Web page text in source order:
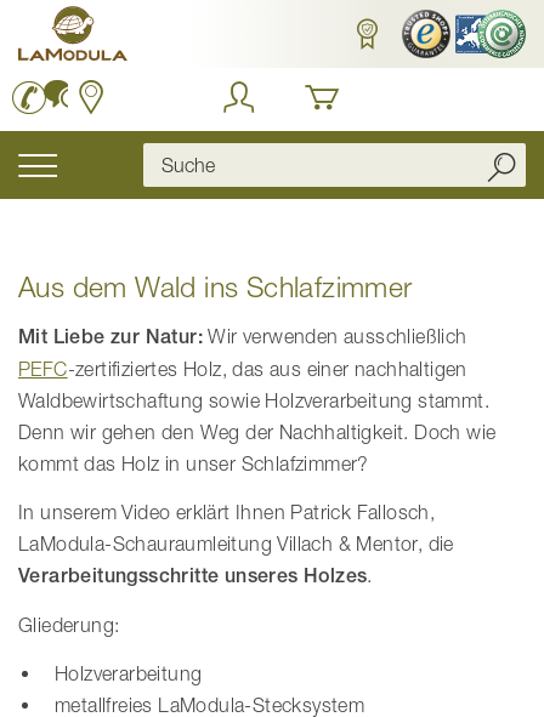
Inhalt
springen
Navigation
Aus dem Wald ins Schlafzimmer
Mit Liebe zur Natur:Wir verwenden ausschließlich
PEFC-zertifiziertes Holz, das aus einer nachhaltigen
Waldbewirtschaftung sowie Holzverarbeitung stammt.
Denn wir gehen den Weg der Nachhaltigkeit. Doch wie
kommt das Holz in unser Schlafzimmer?
In unserem Video erklärt Ihnen Patrick Fallosch,
LaModula-Schauraumleitung Villach & Mentor, die
Verarbeitungsschritte unseres Holzes.
Gliederung:
Holzverarbeitung
metallfreies LaModula-Stecksystem